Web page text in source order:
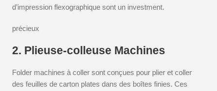
d’impression flexographique sont un investment.
précieux
2. Plieuse-colleuse Machines
Folder machines à coller sont conçues pour plier et coller
des feuilles de carton plates dans des boîtes finies. Ces